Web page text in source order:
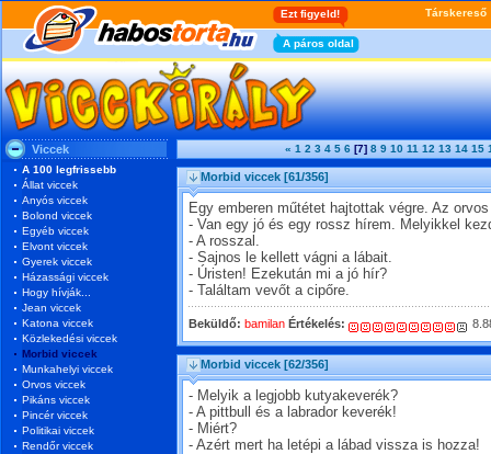
Viccek
A 100 legfrissebb
Állat viccek
Anyós viccek
Bolond viccek
Egyéb viccek
Elvont viccek
Gyerek viccek
Házassági viccek
Hogy hívják...
Jean viccek
Katona viccek
Közlekedési viccek
Morbid viccek
Munkahelyi viccek
Orvos viccek
Pikáns viccek
Pincér viccek
Politikai viccek
Rendőr viccek
« 1 2 3 4 5 6 [7] 8 9 10 11 12 13 14 15
Morbid viccek [61/356]
Egy emberen műtétet hajtottak végre. Az
- Van egy jó és egy rossz hírem. Melyikkel
- A rosszal.
- Sajnos le kellett vágni a lábait.
- Úristen! Ezekután mi a jó hír?
- Találtam vevőt a cipőre.
Beküldő: bamilan Értékelés:
Morbid viccek [62/356]
- Melyik a legjobb kutyakeverék?
- A pittbull és a labrador keverék!
- Miért?
- Azért mert ha letépi a lábad vissza is hozza!